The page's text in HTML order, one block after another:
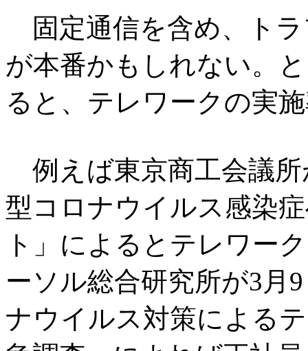
固定通信を含め、ト
が本番かもしれない。
ると、テレワークの実
例えば東京商工会議所
型コロナウイルス感染
ト」によるとテレワー
ーソル総合研究所が3月
ナウイルス対策による